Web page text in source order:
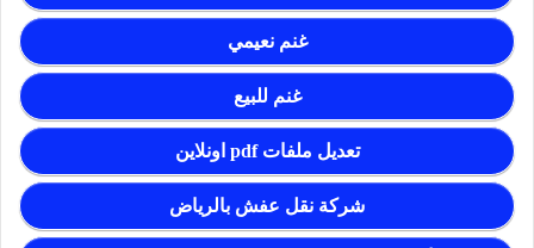
غنم نعيمي
غنم للبيع
تعديل ملفات pdf اونلاين
شركة نقل عفش بالرياض